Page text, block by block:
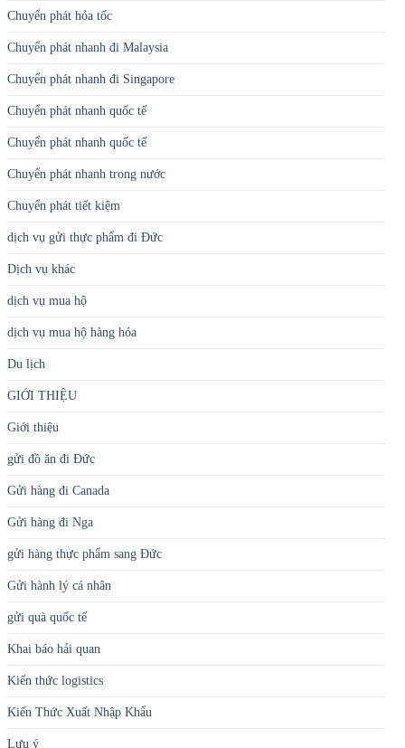
Chuyển phát hỏa tốc
Chuyển phát nhanh đi Malaysia
Chuyển phát nhanh đi Singapore
Chuyển phát nhanh quốc tế
Chuyển phát nhanh quốc tế
Chuyển phát nhanh trong nước
Chuyển phát tiết kiệm
dịch vụ gửi thực phẩm đi Đức
Dịch vụ khác
dịch vụ mua hộ
dịch vụ mua hộ hàng hóa
Du lịch
GIỚI THIỆU
Giới thiệu
gửi đồ ăn đi Đức
Gửi hàng đi Canada
Gửi hàng đi Nga
gửi hàng thực phẩm sang Đức
Gửi hành lý cá nhân
gửi quà quốc tế
Khai báo hải quan
Kiến thức logistics
Kiến Thức Xuất Nhập Khẩu
Lưu ý